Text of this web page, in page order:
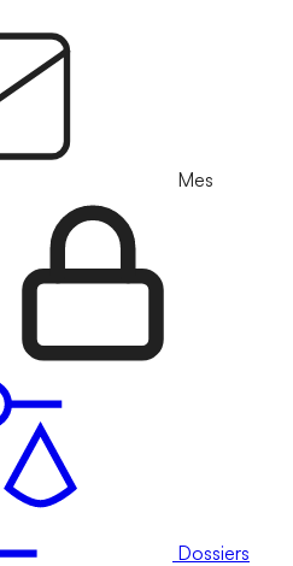
Mes
Dossiers